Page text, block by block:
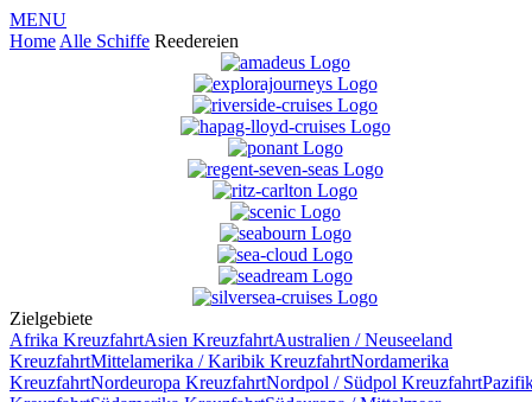
MENU
Home Alle Schiffe Reedereien
Zielgebiete
Afrika KreuzfahrtAsien KreuzfahrtAustralien / Neuseeland
KreuzfahrtMittelamerika / Karibik KreuzfahrtNordamerika
KreuzfahrtNordeuropa KreuzfahrtNordpol / Südpol Kreuzfahrt